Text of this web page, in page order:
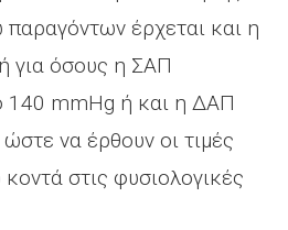
έρχεται και η
για όσους η ΣΑΠ
140 mmHg ή και η ΔΑΠ
να έρθουν οι τιμές
στις φυσιολογικές